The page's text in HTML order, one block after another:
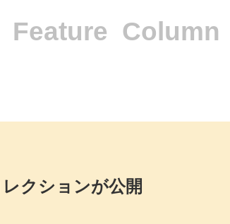
Feature Column
クションが公開